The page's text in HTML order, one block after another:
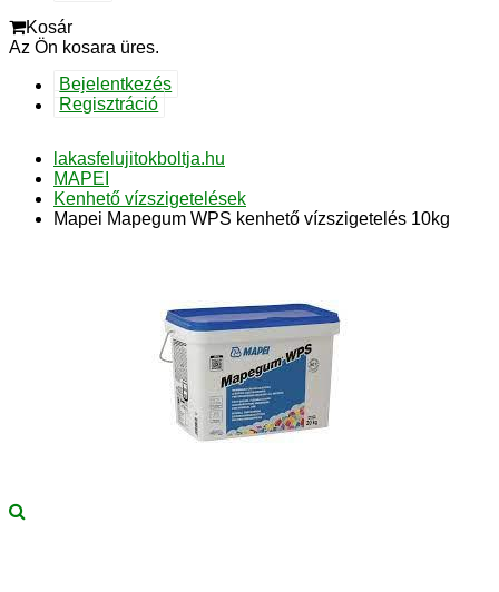
Kosár
Az Ön kosara üres.
Bejelentkezés
Regisztráció
lakasfelujitokboltja.hu
MAPEI
Kenhető vízszigetelések
Mapei Mapegum WPS kenhető vízszigetelés 10kg